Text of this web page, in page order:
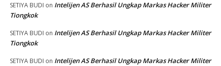
SETIYA BUDI on Intelijen AS Berhasil Ungkap Markas Hacker Militer
Tiongkok
SETIYA BUDI on Intelijen AS Berhasil Ungkap Markas Hacker Militer
Tiongkok
SETIYA BUDI on Intelijen AS Berhasil Ungkap Markas Hacker Militer